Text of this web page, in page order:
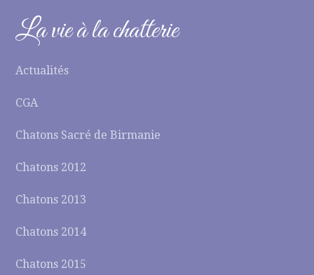
La vie à la chatterie
Actualités
CGA
Chatons Sacré de Birmanie
Chatons 2012
Chatons 2013
Chatons 2014
Chatons 2015